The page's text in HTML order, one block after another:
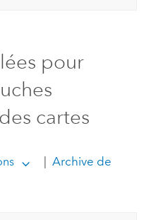
pour
cartes
Archive de